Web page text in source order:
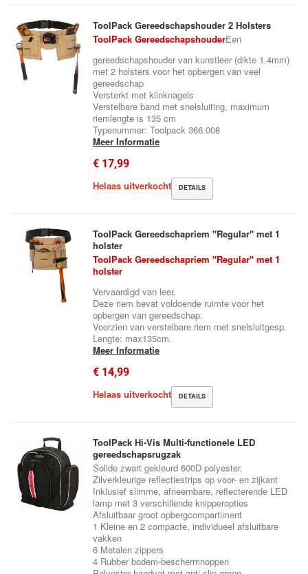
ToolPack Gereedschapshouder 2 Holsters
ToolPack GereedschapshouderEen
gereedschapshouder van kunstleer (dikte 1.4mm)
met 2 holsters voor het opbergen van veel
gereedschap
Versterkt met klinknagels
Verstelbare band met snelsluiting, maximum
riemlengte is 135 cm
Typenummer: Toolpack 366.008
Meer Informatie
€ 17,99
Helaas uitverkocht
DETAILS
ToolPack Gereedschapriem "Regular" met 1
holster
ToolPack Gereedschapriem "Regular" met 1
holster
Vervaardigd van leer.
Deze riem bevat voldoende ruimte voor het
opbergen van gereedschap.
Voorzien van verstelbare riem met snelsluitgesp.
Lengte: max135cm.
Meer Informatie
€ 14,99
Helaas uitverkocht
DETAILS
ToolPack Hi-Vis Multi-functionele LED
gereedschapsrugzak
Solide zwart gekleurd 600D polyester,
Zilverkleurige reflectiestrips op voor- en zijkant
Inklusief slimme, afneembare, reflecterende LED
lamp met 3 verschillende knipperopties
Afsluitbaar groot opbergcompartiment
1 Kleine en 2 compacte, individueel afsluitbare
vakken
6 Metalen zippers
4 Rubber bodem-beschermnoppen